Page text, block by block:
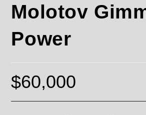
Molotov
Power
$60,000